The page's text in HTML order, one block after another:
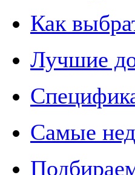
Как
Лучшие
Самые